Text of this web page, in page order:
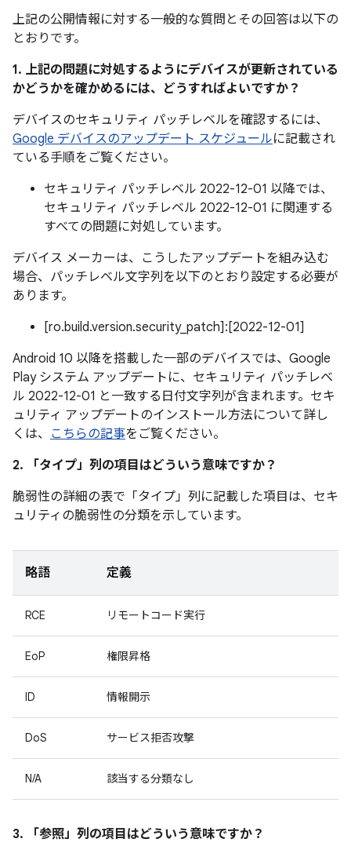
上記の公開情報に対する一般的な質問とその回答は以下の
とおりです。
1. 上記の問題に対処するようにデバイスが更新されている
かどうかを確かめるには、どうすればよいですか？
デバイスのセキュリティ パッチレベルを確認するには、
Google デバイスのアップデート スケジュールに記載され
ている手順をご覧ください。
セキュリティ パッチレベル 2022-12-01 以降では、
セキュリティ パッチレベル 2022-12-01 に関連する
すべての問題に対処しています。
デバイス メーカーは、こうしたアップデートを組み込む
場合、パッチレベル文字列を以下のとおり設定する必要が
あります。
[ro.build.version.security_patch]:[2022-12-01]
Android 10 以降を搭載した一部のデバイスでは、Google
Play システム アップデートに、セキュリティ パッチレベ
ル 2022-12-01 と一致する日付文字列が含まれます。セキ
ュリティ アップデートのインストール方法について詳し
くは、 こちらの記事をご覧ください。
2. 「タイプ」 列の項目はどういう意味ですか？
脆弱性の詳細の表で「タイプ」 列に記載した項目は、セキ
ュリティの脆弱性の分類を示しています。
略語 定義
RCE リモートコード実行
EoP 権限昇格
ID 情報開示
DoS サービス拒否攻撃
N/A 該当する分類なし
3. 「参照」 列の項目はどういう意味ですか？